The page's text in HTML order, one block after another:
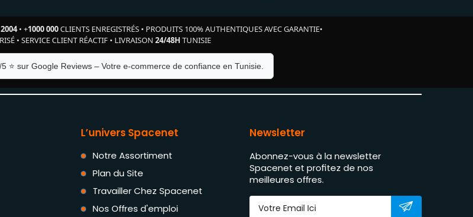
2004• +1000 000CLIENTS ENREGISTRÉS• PRODUITS 100% AUTHENTIQUES AVEC GARANTIE•
• SERVICE CLIENT RÉACTIF • LIVRAISON 24/48H TUNISIE
5 ⭐ sur Google Reviews – Votre e-commerce de confiance en Tunisie.
L’univers Spacenet
Notre Assortiment
Plan du Site
Travailler Chez Spacenet
Nos Offres d'emploi
Newsletter
Abonnez-vous à la newsletter
Spacenet et profitez de nos
meilleures offres.